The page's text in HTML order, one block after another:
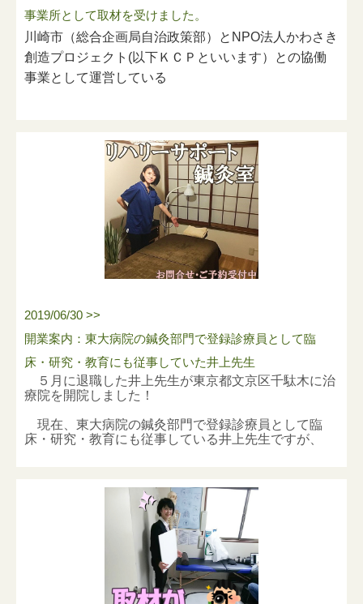
◎横浜市青葉区・都筑区
◎東京都狛江市・稲城市・町田市 ( 一部)
◎川崎市麻生区・多摩区・宮前区・高津区
◎横浜市青葉区・都筑区
◎東京都狛江市・稲城市・町田市(一部)
◎川崎市麻生区・多摩区・宮前区・高津区
動画はこちらです。
６）事業所内の消毒、常時換気、接触頻度を避けて人
口密度を減らす
７）時差出退勤、車通勤、バイク通勤、直行直帰等を
８）ミーティング及び研修等はオンライン上で実施。
２、患者様・ご家族様へのお願い
２、患者様・ご家族様へのお願い
１）施術前後ともに手洗い及び消毒を徹底させて頂き
報告・相談をさせて頂きます。
３）患者様・ご家族様も手洗いや咳エチケット、適度
な換気等を行い感染予防にご協力をよろしくお願いい
たします。
をおかけしますが、何卒ご理解とご協力を賜りますよ
うお願い申し上げます。
３、お試し無料体験について
ウイルス感染予防対策を徹底し、ご訪問させて頂きま
その効果は、幸せな気分になる・脳、心を癒してスト
レスが緩和する・不安や恐怖心が減少する、体の痛み
を和げたりする働きもあります。
オキシトシンは、私達が行っているマッサージを受け
る側も、施術する側も増加すると言われております。
オキシトシンで科学的に幸せになる方法」が過去に放
映されていて、８つの方法でオキシトシンが増加する
と説明されていました。
手をつないで見つめ合う
大好物を食べる
好意のある人とハグをする
抱き枕を抱くと、電話の相手を抱きしめている感
覚が加わりオキシトシンは増加する。
６、かわいい動物を見る(映像を見るだけでも）
※動物の映像を見るだけでも、愛しい気持ちが湧いて
※犬と見つめあったときに人間の体内のオキシトシン
犬の側にもオキシトシンが分泌されていることが分か
７、好きな人の写真を見る
８、マッサージを「する」
マッサージされる側よりも、マッサージを「する」方
がよりオキシトシンが増えるという実験結果が出てい
事業所として取材を受けました。
川崎市（総合企画局自治政策部）とNPO法人かわさき
創造プロジェクト(以下ＫＣＰといいます）との協働
事業として運営している
テーマは『在宅で受ける鍼灸マッサージ・リハビ
2019/06/30 >>
開業案内：東大病院の鍼灸部門で登録診療員として臨
床・研究・教育にも従事していた井上先生
５月に退職した井上先生が東京都文京区千駄木に治
療院を開院しました！
現在、 東大病院の鍼灸部門で登録診療員として臨
床・研究・教育にも従事している井上先生ですが、
大切にしていることは、「常に新たなより良い治療
を求めて研究し、患者様から深く信頼されること」。
これからも井上先生が活躍できるよう応援していき